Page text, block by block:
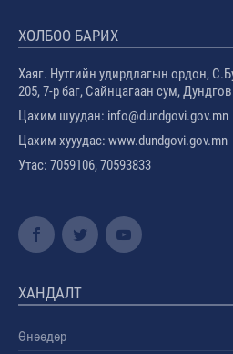
ХОЛБОО БАРИХ
Хаяг. Нутгийн удирдлагын ордон,
205, 7-р баг, Сайнцагаан сум,
Цахим шуудан: info@dundgovi.gov.mn
Цахим хууудас: www.dundgovi.gov.mn
Утас: 7059106, 70593833
ХАНДАЛТ
Өнөөдөр